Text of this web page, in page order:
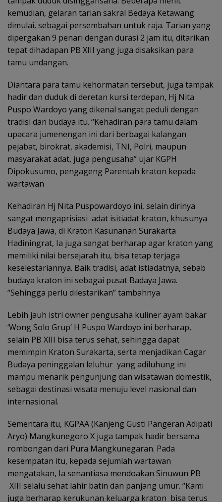
kemudian, gelaran tarian sakral Bedaya Ketawang
dimulai, sebagai persembahan untuk raja. Tarian yang
dipergakan 9 penari dengan durasi 2 jam itu, ditarikan
tepat dihadapan PB XIII yang juga disaksikan para
tamu undangan.
Diantara para tamu kehormatan tersebut, juga tampak
hadir dan duduk di deretan kursi terdepan, Hj Nita
Puspo Wardoyo yang dikenal sangat peduli dengan
tradisi dan budaya itu. “Kehadiran para tamu dalam
upacara jumenengan ini dari berbagai kalangan
pejabat, birokrat, akademisi, TNI, Polri, maupun
masyarakat adat, juga pengusaha” ujar KGPH
Dipokusumo, pengageng Parentah kraton kepada
wartawan
Kehadiran Hj Nita Puspowardoyo ini, selain dirinya
sangat mengaprisiasi adat isitiadat kraton, khusunya
Budaya Jawa, di Kraton Kasunanan Surakarta
Hadiningrat, Ia juga sangat berharap agar kraton yang
memiliki nilai bersejarah itu, bisa tetap terjaga
keselestariannya. Baik tradisi, adat istiadatnya, sebab
budaya kraton ini sebagai pusat Badaya Jawa.
“Sehingga perlu dilestarikan” tambahnya
Lebih jauh istri owner pengusaha kuliner ayam bakar
‘Wong Solo Grup’ H Puspo Wardoyo ini berharap,
selain PB XIII bisa terus sehat, sehingga dapat
memimpin Kraton Surakarta, serta menjadikan Cagar
Budaya peninggalan leluhur yang adiluhung ini
mampu menarik pengunjung dan wisatawan domestik,
sebagai destinasi wisata menuju level nasional dan
internasional.
Sementara itu, KGPAA (Kanjeng Gusti Pangeran Adipati
Aryo) Mangkunegoro X juga tampak hadir bersama
rombongan dari Pura Mangkunegaran. Pada
kesempatan itu, kepada sejumlah wartawan
mengatakan, Ia senantiasa mendoakan Sinuwun PB
XIII selalu sehat lahir batin dan panjang umur. “Kami
juga berharap kerukunan keluarga kraton bisa terus